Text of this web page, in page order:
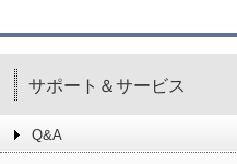
サポート＆サービス
Q&A